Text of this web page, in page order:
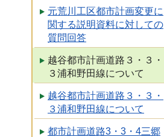
元荒川工区都市計画変更に
関する説明資料に対しての
質問回答
越谷都市計画道路３・３・
３浦和野田線について
越谷都市計画道路３・３・
３浦和野田線について
都市計画道路3・3・4三郷